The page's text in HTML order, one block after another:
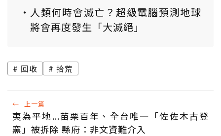
人類何時會滅亡？超級電腦預測地球
將會再度發生「大滅絕」
回收 拾荒
← 上一篇
夷為平地...苗栗百年、全台唯一「佐佐木古登
窯」被拆除 縣府：非文資難介入